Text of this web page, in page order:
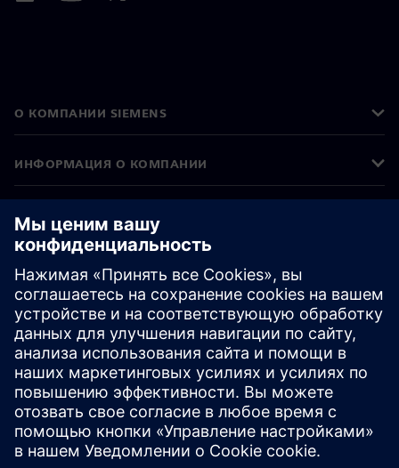
О КОМПАНИИ SIEMENS
ИНФОРМАЦИЯ О КОМПАНИИ
СВЯЖИТЕСЬ С НАМИ
©Siemens2026
Корпоративная информация
Уведомление о конфиденциальности
Уведомление о файлах cookie